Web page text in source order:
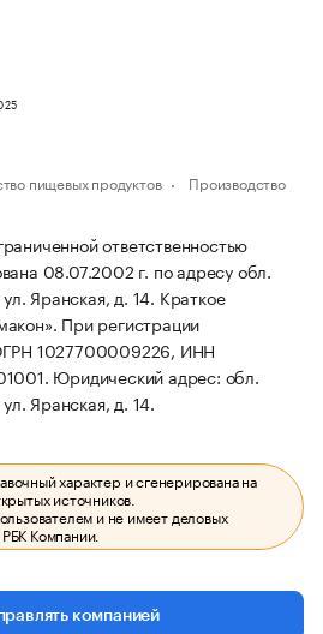
пищевых продуктов
Производство
ответственностью
08.07.2002 г. по адресу обл.
Яранская, д. 14. Краткое
При регистрации
1027700009226, ИНН
Юридический адрес: обл.
Яранская, д. 14.
характер и сгенерирована на
источников.
и не имеет деловых
Компании.
компанией